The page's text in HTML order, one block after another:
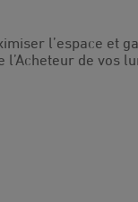
l’espace et
de vos